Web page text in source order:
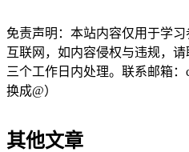
免责声明：本站内容仅用于学
互联网，如内容侵权与违规，
三个工作日内处理。联系邮箱：
换成@）
其他文章